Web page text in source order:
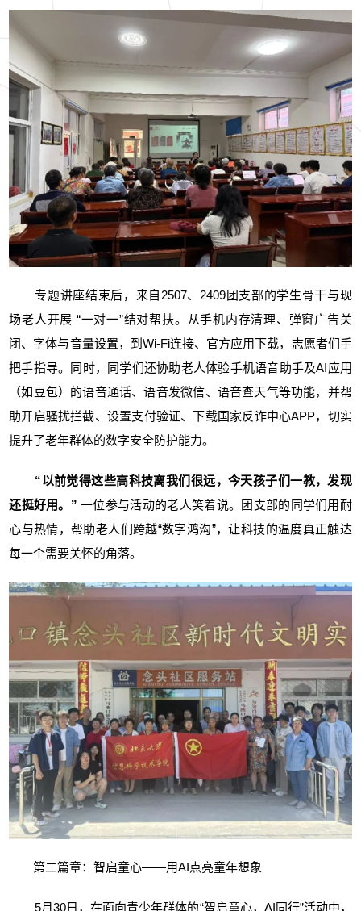
专题讲座结束后，来自2507、2409团支部的学生骨干与现
场老人开展 “一对一”结对帮扶。从手机内存清理、弹窗广告关
闭、字体与音量设置，到Wi-Fi连接、官方应用下载，志愿者们手
把手指导。同时，同学们还协助老人体验手机语音助手及AI应用
（如豆包）的语音通话、语音发微信、语音查天气等功能，并帮
助开启骚扰拦截、设置支付验证、下载国家反诈中心APP，切实
提升了老年群体的数字安全防护能力。
“以前觉得这些高科技离我们很远，今天孩子们一教，发现
还挺好用。”一位参与活动的老人笑着说。团支部的同学们用耐
心与热情，帮助老人们跨越“数字鸿沟”，让科技的温度真正触达
每一个需要关怀的角落。
第二篇章：智启童心——用AI点亮童年想象
5月30日，在面向青少年群体的“智启童心，AI同行”活动中，